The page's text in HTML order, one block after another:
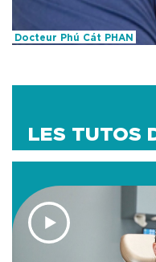
Docteur Phú Cát PHAN
LES TUTOS